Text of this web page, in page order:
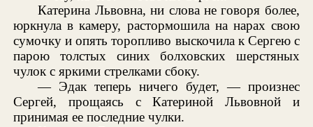
Катерина Львовна, ни слова не говоря более,
юркнула в камеру, растормошила на нарах свою
сумочку и опять торопливо выскочила к Сергею с
парою толстых синих болховских шерстяных
чулок с яркими стрелками сбоку.
— Эдак теперь ничего будет, — произнес
Сергей, прощаясь с Катериной Львовной и
принимая ее последние чулки.